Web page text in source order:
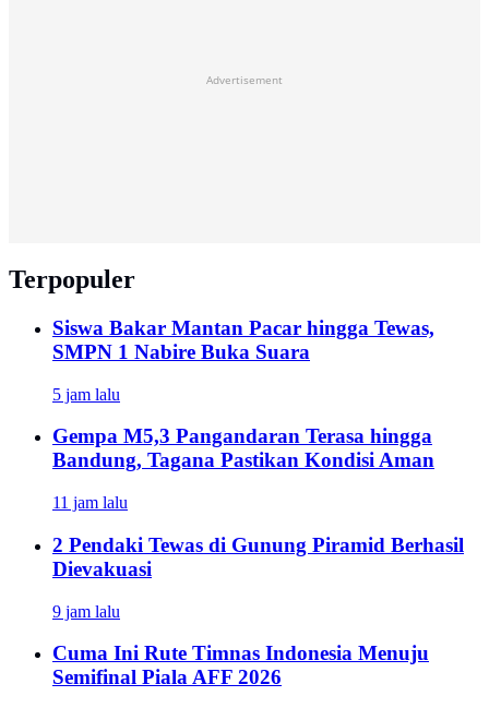
Advertisement
Terpopuler
Siswa Bakar Mantan Pacar hingga Tewas,
SMPN 1 Nabire Buka Suara
5 jam lalu
Gempa M5,3 Pangandaran Terasa hingga
Bandung, Tagana Pastikan Kondisi Aman
11 jam lalu
2 Pendaki Tewas di Gunung Piramid Berhasil
Dievakuasi
9 jam lalu
Cuma Ini Rute Timnas Indonesia Menuju
Semifinal Piala AFF 2026